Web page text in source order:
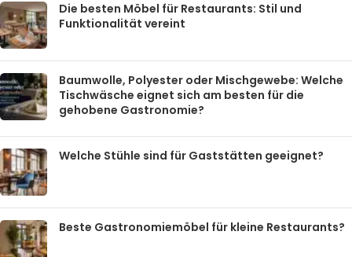
Die besten Möbel für Restaurants: Stil und
Funktionalität vereint
Baumwolle, Polyester oder Mischgewebe: Welche
Tischwäsche eignet sich am besten für die
gehobene Gastronomie?
Welche Stühle sind für Gaststätten geeignet?
Beste Gastronomiemöbel für kleine Restaurants?